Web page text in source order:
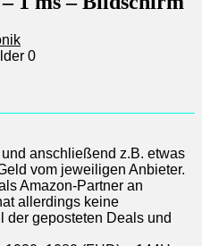
0
anschließend z.B. etwas
vom jeweiligen Anbieter.
Amazon-Partner an
allerdings keine
der geposteten Deals und